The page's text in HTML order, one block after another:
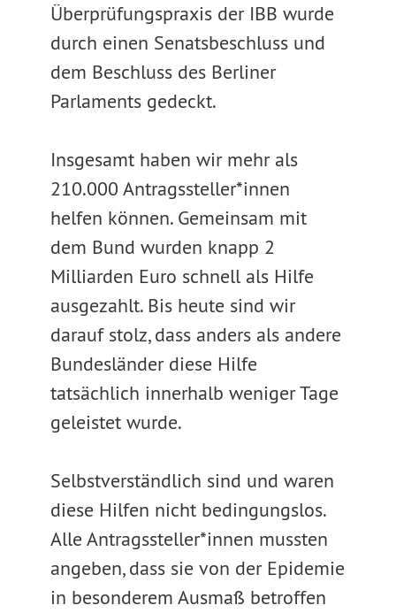
Überprüfungspraxis der IBB wurde
durch einen Senatsbeschluss und
dem Beschluss des Berliner
Parlaments gedeckt.
Insgesamt haben wir mehr als
210.000 Antragssteller*innen
helfen können. Gemeinsam mit
dem Bund wurden knapp 2
Milliarden Euro schnell als Hilfe
ausgezahlt. Bis heute sind wir
darauf stolz, dass anders als andere
Bundesländer diese Hilfe
tatsächlich innerhalb weniger Tage
geleistet wurde.
Selbstverständlich sind und waren
diese Hilfen nicht bedingungslos.
Alle Antragssteller*innen mussten
angeben, dass sie von der Epidemie
in besonderem Ausmaß betroffen